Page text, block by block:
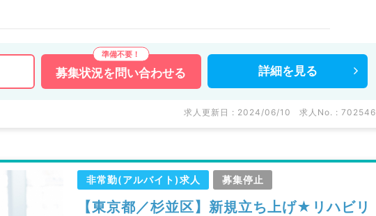
募集状況を 問い合わせる 詳細を 見る
求人更新日 : 2024/06/10 求人No. : 702546
非常勤(アルバイト)求人 募集停止
【東京都／杉並区】新規立ち上げ★リハビリ